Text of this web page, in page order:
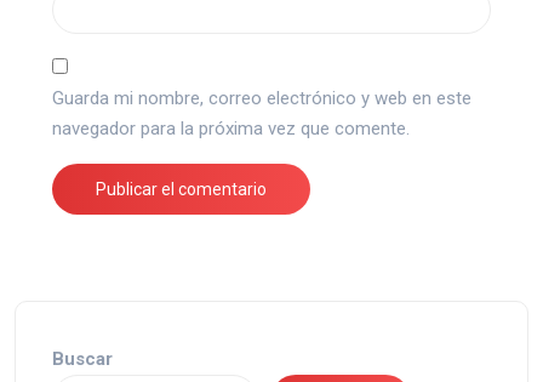
Guarda mi nombre, correo electrónico y web en este
navegador para la próxima vez que comente.
Buscar